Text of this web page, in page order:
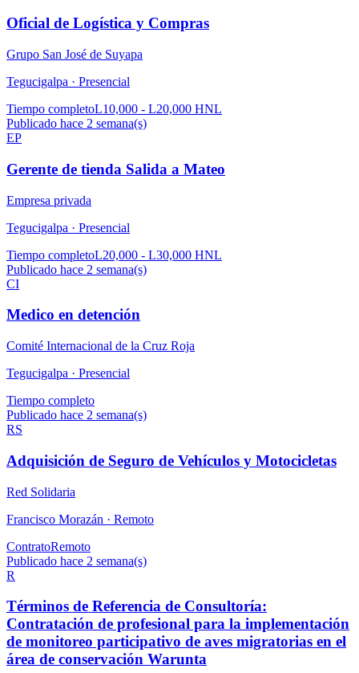
Oficial de Logística y Compras
Grupo San José de Suyapa
Tegucigalpa · Presencial
Tiempo completoL10,000 - L20,000 HNL
Publicado hace 2 semana(s)
EP
Gerente de tienda Salida a Mateo
Empresa privada
Tegucigalpa · Presencial
Tiempo completoL20,000 - L30,000 HNL
Publicado hace 2 semana(s)
CI
Medico en detención
Comité Internacional de la Cruz Roja
Tegucigalpa · Presencial
Tiempo completo
Publicado hace 2 semana(s)
RS
Adquisición de Seguro de Vehículos y Motocicletas
Red Solidaria
Francisco Morazán · Remoto
ContratoRemoto
Publicado hace 2 semana(s)
R
Términos de Referencia de Consultoría:
Contratación de profesional para la implementación
de monitoreo participativo de aves migratorias en el
área de conservación Warunta